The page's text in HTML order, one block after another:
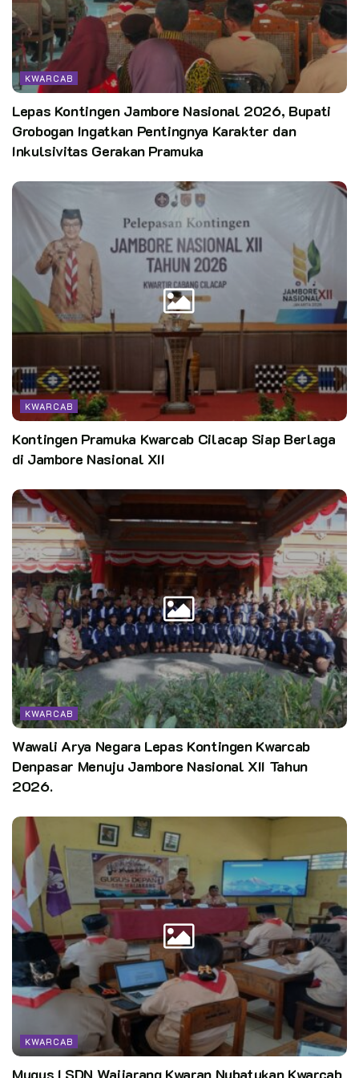
Kata Kunci: kwarcab kabupaten bogor Pasti hebat
KWARCAB
Lepas Kontingen Jambore Nasional 2026, Bupati
Grobogan Ingatkan Pentingnya Karakter dan
Inkulsivitas Gerakan Pramuka
KWARCAB
Kontingen Pramuka Kwarcab Cilacap Siap Berlaga
di Jambore Nasional XII
KWARCAB
Wawali Arya Negara Lepas Kontingen Kwarcab
Denpasar Menuju Jambore Nasional XII Tahun
2026.
KWARCAB